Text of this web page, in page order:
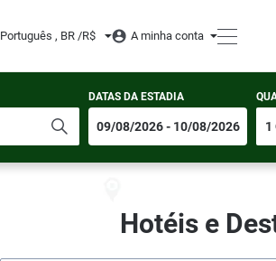
Português , BR /R$ A minha conta
DATAS DA ESTADIA
Hotéis e